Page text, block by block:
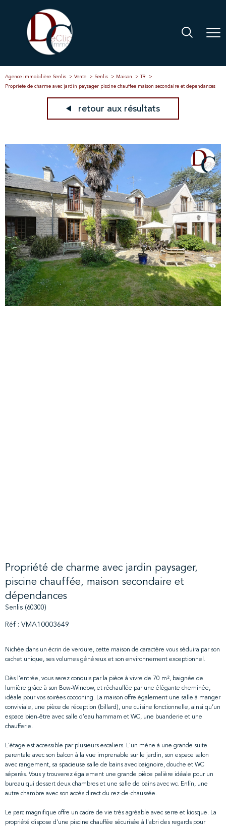
Agence immobilière Senlis Vente Senlis Maison
T9
Propriete de charme avec jardin paysager piscine chauffee maison secondaire et dependances
retour aux résultats
Propriété de charme avec jardin paysager,
piscine chauffée, maison secondaire et
dépendances
Senlis (60300)
Réf : VMA10003649
Nichée dans un écrin de verdure, cette maison de caractère vous séduira par son
cachet unique, ses volumes généreux et son environnement exceptionnel.
Dès l’entrée, vous serez conquis par la pièce à vivre de 70 m², baignée de
lumière grâce à son Bow-Window, et réchauffée par une élégante cheminée,
idéale pour vos soirées cocooning. La maison offre également une salle à manger
conviviale, une pièce de réception (billard), une cuisine fonctionnelle, ainsi qu’un
espace bien-être avec salle d’eau hammam et WC, une buanderie et une
chaufferie.
L'étage est accessible par plusieurs escaliers. L'un mène à une grande suite
parentale avec son balcon à la vue imprenable sur le jardin, son espace salon
avec rangement, sa spacieuse salle de bains avec baignoire, douche et WC
séparés. Vous y trouverez également une grande pièce palière idéale pour un
bureau qui dessert deux chambres et une salle de bains avec wc. Enfin, une
autre chambre avec son accés direct du rez-de-chaussée.
Le parc magnifique offre un cadre de vie très agréable avec serre et kiosque. La
propriété dispose d'une piscine chauffée sécurisée à l'abri des regards pour